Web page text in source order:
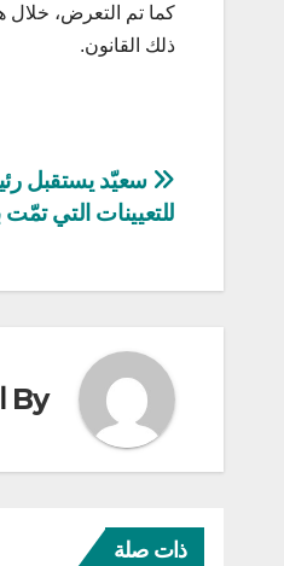
كما تم التعرض، خلال
ذلك القانون.
تصفّح
المقالات
سعيّد يستقبل
للتعيينات التي تمّت بعد
By
ذات صلة